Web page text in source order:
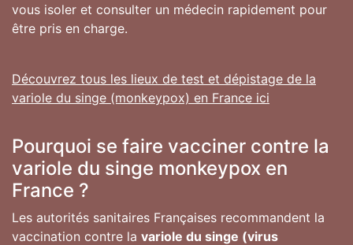
vous isoler et consulter un médecin rapidement pour
être pris en charge.
Découvrez tous les lieux de test et dépistage de la
variole du singe (monkeypox) en France ici
Pourquoi se faire vacciner contre la
variole du singe monkeypox en
France ?
Les autorités sanitaires Françaises recommandent la
vaccination contre la variole du singe (virus